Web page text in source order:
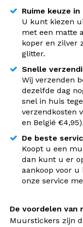
Ruime keuze
U kunt kiezen
met een matte
koper en zilver
glitter.
Snelle
Wij verzenden
dezelfde dag
snel in huis
verzendkosten
en België €4,95).
De beste
Koopt u een
dan kunt u er
aankoop voor u
onze service
De voordelen van
Muurstickers zijn